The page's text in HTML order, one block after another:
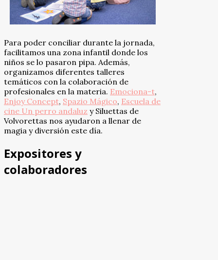
Para poder conciliar durante la jornada,
facilitamos una zona infantil donde los
niños se lo pasaron pipa. Además,
organizamos diferentes talleres
temáticos con la colaboración de
profesionales en la materia. Emociona-t,
Enjoy Concept, Spazio Mágico, Escuela de
cine Un perro andaluz y Siluettas de
Volvorettas nos ayudaron a llenar de
magia y diversión este día.
Expositores y
colaboradores